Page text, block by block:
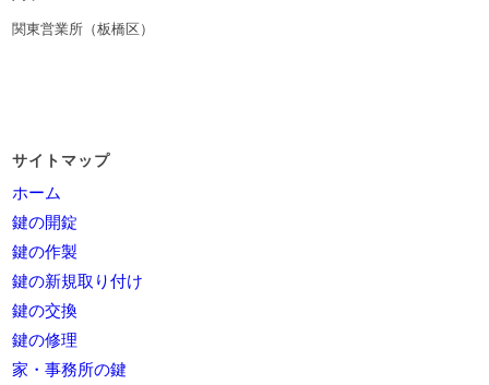
関東営業所（板橋区）
サイトマップ
ホーム
鍵の開錠
鍵の作製
鍵の新規取り付け
鍵の交換
鍵の修理
家・事務所の鍵